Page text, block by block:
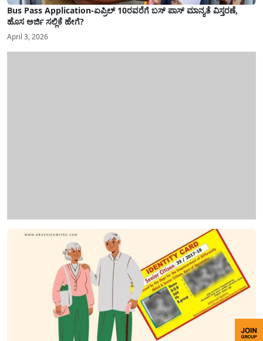
Bus Pass Application-ಏಪ್ರಿಲ್ 10ರವರೆಗೆ ಬಸ್ ಪಾಸ್ ಮಾನ್ಯತೆ ವಿಸ್ತರಣೆ,
ಹೊಸ ಅರ್ಜಿ ಸಲ್ಲಿಕೆ ಹೇಗೆ?
April 3, 2026